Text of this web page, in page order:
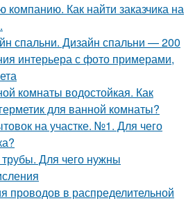
компанию. Как найти заказчика на
спальни. Дизайн спальни — 200
интерьера с фото примерами,
комнаты водостойкая. Как
для ванной комнаты?
на участке. №1. Для чего
Для чего нужны
проводов в распределительной